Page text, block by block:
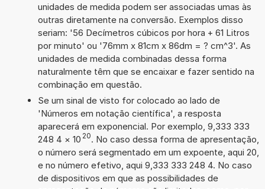
unidades de medida podem ser associadas umas às
outras diretamente na conversão. Exemplos disso
seriam: '56 Decímetros cúbicos por hora + 61 Litros
por minuto' ou '76mm x 81cm x 86dm = ? cm^3'. As
unidades de medida combinadas dessa forma
naturalmente têm que se encaixar e fazer sentido na
combinação em questão.
Se um sinal de visto for colocado ao lado de
'Números em notação científica', a resposta
aparecerá em exponencial. Por exemplo, 9,333 333
248 4 × 10 20. No caso dessa forma de apresentação,
o número será segmentado em um expoente, aqui 20,
e no número efetivo, aqui 9,333 333 248 4. No caso
de dispositivos em que as possibilidades de